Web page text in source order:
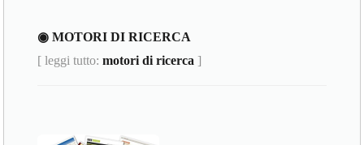
◉ MOTORI DI RICERCA
[ leggi tutto:motori di ricerca ]